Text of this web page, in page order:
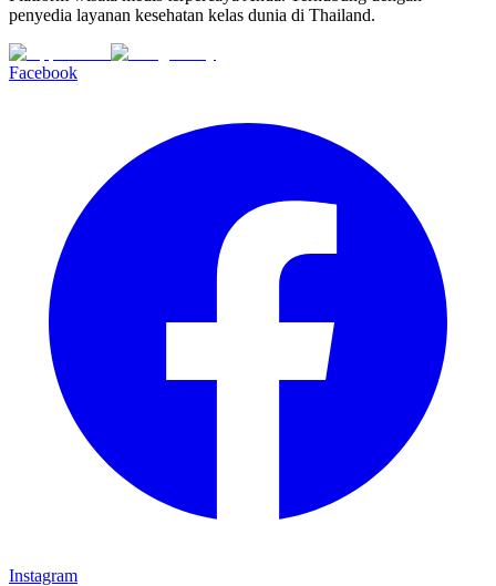
penyedia layanan kesehatan kelas dunia di Thailand.
Facebook
Instagram